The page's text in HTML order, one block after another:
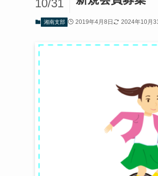
10/31
湘南支部 2019年4月8日 2024年10月